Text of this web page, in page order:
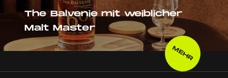
The Balvenie mit weiblicher
Malt Master
MEHR